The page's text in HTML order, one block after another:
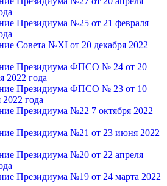
Президиума №25 от 21 февраля
Совета №XI от 20 декабря 2022
Президиума ФПСО № 24 от 20
2022 года
Президиума ФПСО № 23 от 10
2022 года
Президиума №22 7 октября 2022
Президиума №21 от 23 июня 2022
Президиума №20 от 22 апреля
Президиума №19 от 24 марта 2022